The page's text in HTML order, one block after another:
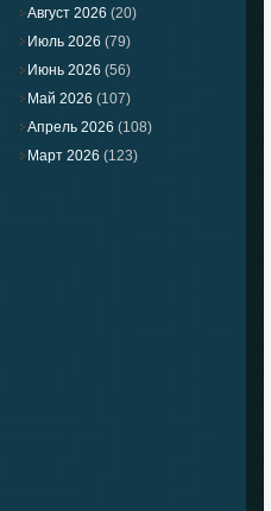
Август 2026 (20)
Июль 2026 (79)
Июнь 2026 (56)
Май 2026 (107)
Апрель 2026 (108)
Март 2026 (123)